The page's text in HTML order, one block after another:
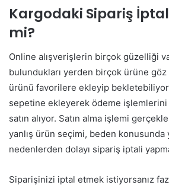
Kargodaki Sipariş
mi?
Online alışverişlerin birçok güzelliği
bulundukları yerden birçok ürüne
ürünü favorilere ekleyip
sepetine ekleyerek ödeme
satın alıyor. Satın alma işlemi
yanlış ürün seçimi, beden konusunda
nedenlerden dolayı sipariş iptali
Siparişinizi iptal etmek istiyorsanız